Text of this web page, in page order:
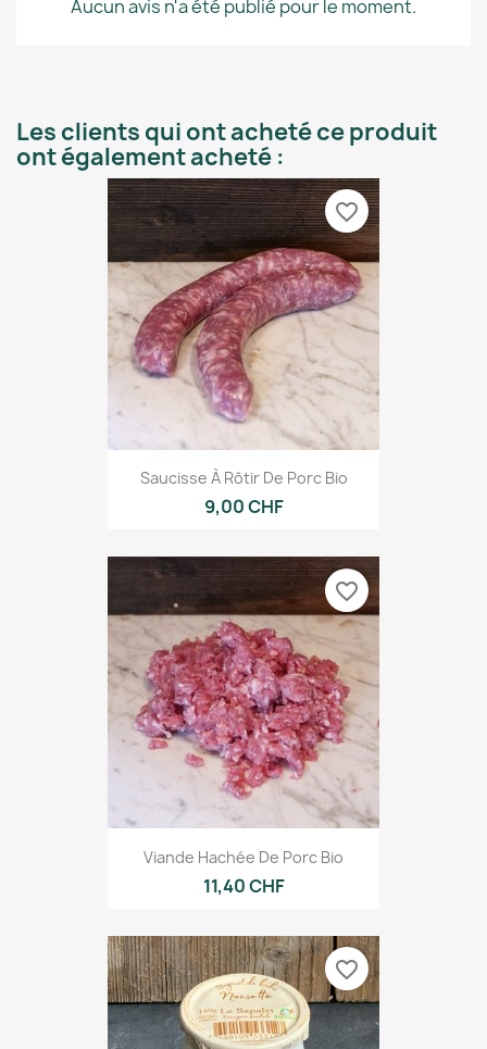
Aucun avis n'a été publié pour le moment.
Les clients qui ont acheté ce produit
ont également acheté :
Saucisse À Rôtir De Porc Bio
9,00 CHF
favorite_border
Viande Hachée De Porc Bio
11,40 CHF
favorite_border
favorite_border